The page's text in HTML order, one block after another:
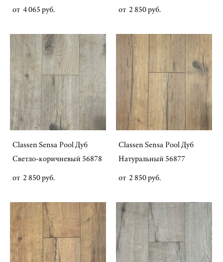
от 4 065 pуб. от 2 850 pуб.
Classen Sensa Pool Дуб
Светло-коричневый 56878
от 2 850 pуб.
Classen Sensa Pool Дуб
Натуральный 56877
от 2 850 pуб.